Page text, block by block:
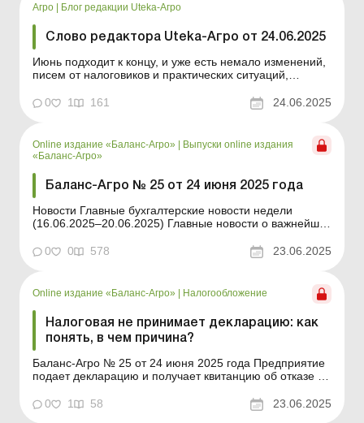
Агро | Блог редакции Uteka-Агро
Слово редактора Uteka-Агро от 24.06.2025
Июнь подходит к концу, и уже есть немало изменений,
писем от налоговиков и практических ситуаций,
периода. В этом выпуске собраны самые актуальные
материалы, которые пригодятся вам уже сейчас:
распреде...
0 1 161 24.06.2025
Online издание «Баланс-Агро» | Выпуски online издания
«Баланс-Агро»
Баланс-Агро № 25 от 24 июня 2025 года
Новости Главные бухгалтерские новости недели
(16.06.2025–20.06.2025) Главные новости о важнейших
ежедневно Содержание номера Правовая помощь
Читать Контрагент требует осуществлять обмен
0 0 578 23.06.2025
Online издание «Баланс-Агро» Налогообложение
Налоговая не принимает декларацию: как
понять, в чем причина?
Баланс-Агро № 25 от 24 июня 2025 года Предприятие
подает декларацию и получает квитанцию об отказе в
причина отказа. В статье мы рассмотрим, какие
ошибки могут быть допущены при заполнении
0 1 58 23.06.2025